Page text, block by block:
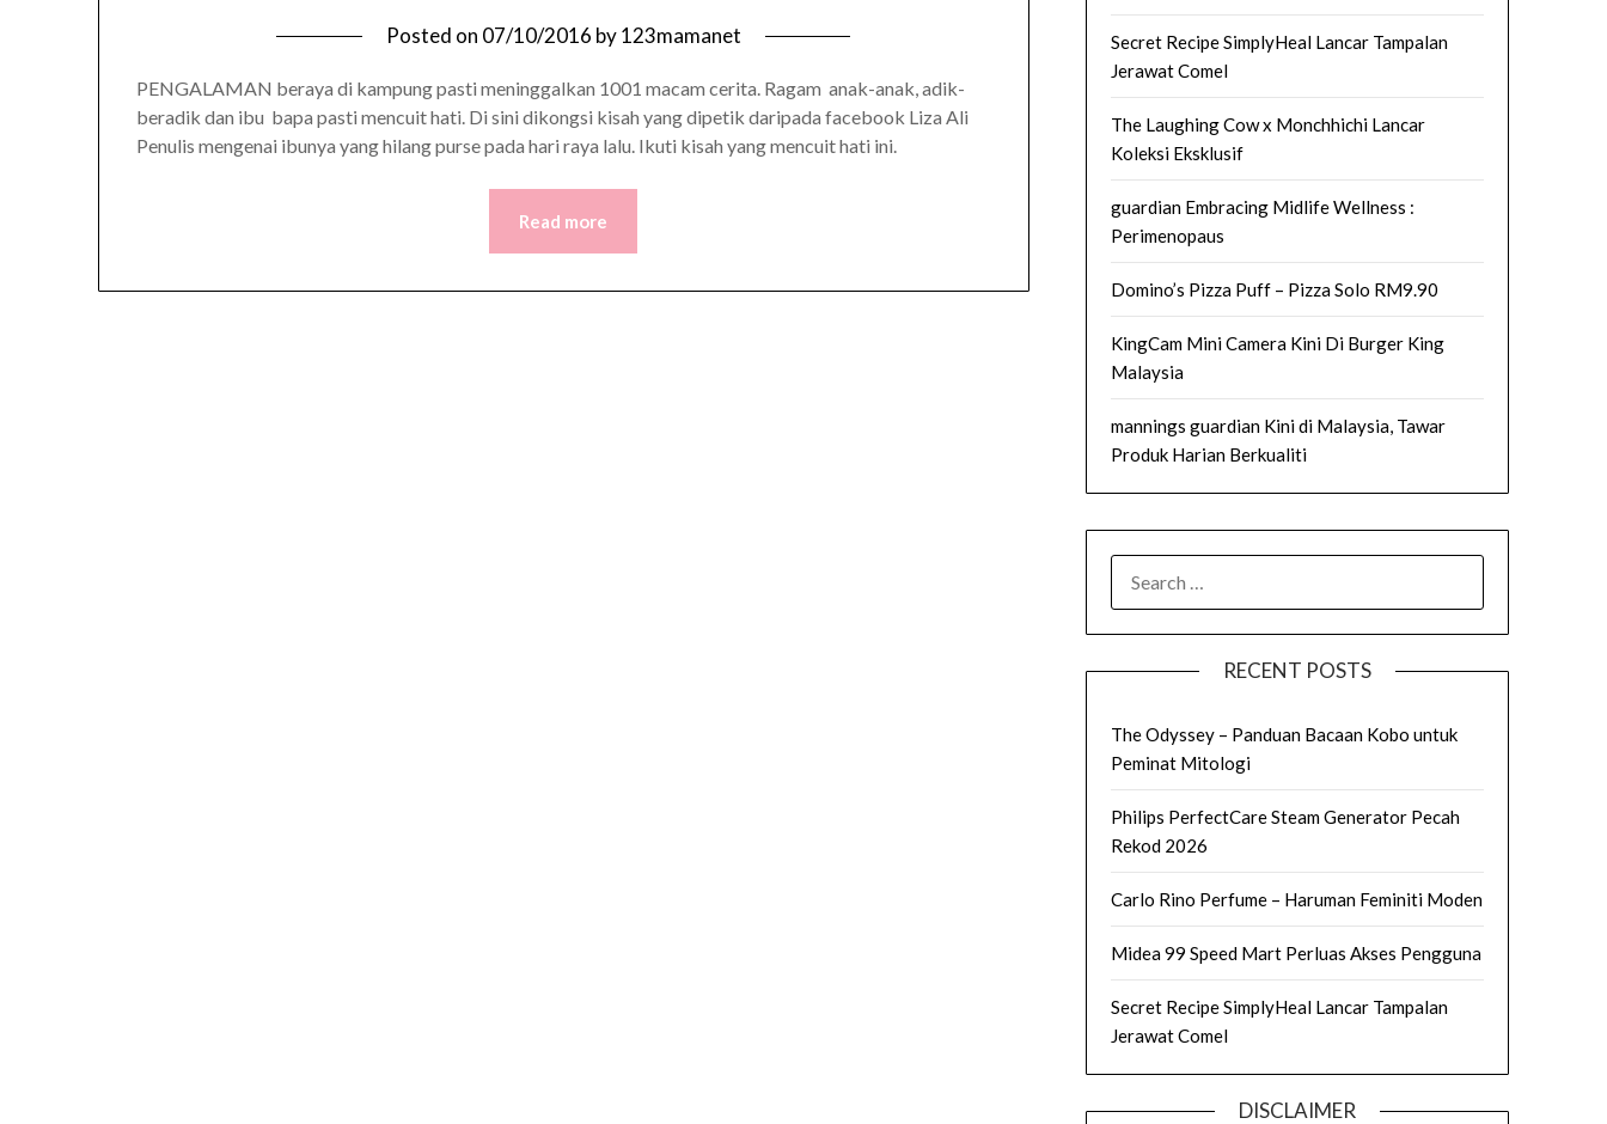
Posted on 07/10/2016 by123mamanet
PENGALAMAN beraya di kampung pasti meninggalkan 1001 macam cerita. Ragam anak-anak, adik-
beradik dan ibu bapa pasti mencuit hati. Di sini dikongsi kisah yang dipetik daripada facebook Liza Ali
Penulis mengenai ibunya yang hilang purse pada hari raya lalu. Ikuti kisah yang mencuit hati ini.
Read more
Secret Recipe SimplyHeal Lancar Tampalan
Jerawat Comel
The Laughing Cow x Monchhichi Lancar
Koleksi Eksklusif
guardian Embracing Midlife Wellness :
Perimenopaus
Domino’s Pizza Puff – Pizza Solo RM9.90
KingCam Mini Camera Kini Di Burger King
Malaysia
mannings guardian Kini di Malaysia, Tawar
Produk Harian Berkualiti
FOR:
RECENT POSTS
The Odyssey – Panduan Bacaan Kobo untuk
Peminat Mitologi
Philips PerfectCare Steam Generator Pecah
Rekod 2026
Carlo Rino Perfume – Haruman Feminiti Moden
Midea 99 Speed Mart Perluas Akses Pengguna
Secret Recipe SimplyHeal Lancar Tampalan
Jerawat Comel
DISCLAIMER